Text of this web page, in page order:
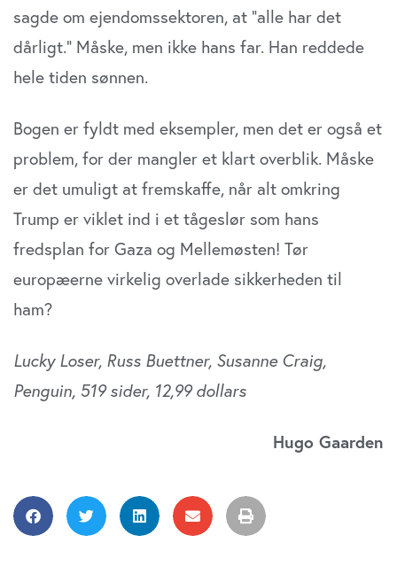
sagde om ejendomssektoren, at ”alle har det
dårligt.” Måske, men ikke hans far. Han reddede
hele tiden sønnen.
Bogen er fyldt med eksempler, men det er også et
problem, for der mangler et klart overblik. Måske
er det umuligt at fremskaffe, når alt omkring
Trump er viklet ind i et tågeslør som hans
fredsplan for Gaza og Mellemøsten! Tør
europæerne virkelig overlade sikkerheden til
ham?
Lucky Loser, Russ Buettner, Susanne Craig,
Penguin, 519 sider, 12,99 dollars
Hugo Gaarden